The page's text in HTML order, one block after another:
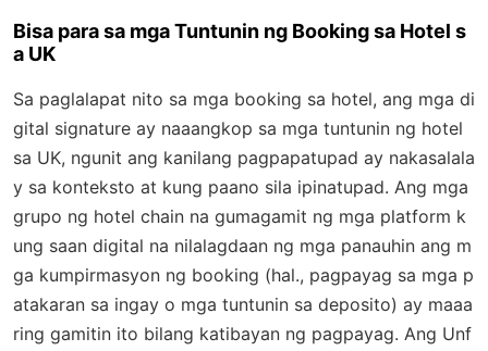
Bisa para sa mga Tuntunin ng Booking sa Hotel s
a UK
Sa paglalapat nito sa mga booking sa hotel, ang mga di
gital signature ay naaangkop sa mga tuntunin ng hotel
sa UK, ngunit ang kanilang pagpapatupad ay nakasalala
y sa konteksto at kung paano sila ipinatupad. Ang mga
grupo ng hotel chain na gumagamit ng mga platform k
ung saan digital na nilalagdaan ng mga panauhin ang m
ga kumpirmasyon ng booking (hal., pagpayag sa mga p
atakaran sa ingay o mga tuntunin sa deposito) ay maaa
ring gamitin ito bilang katibayan ng pagpayag. Ang Unf